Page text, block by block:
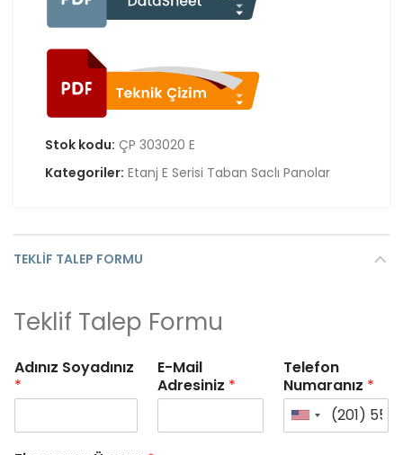
Stok kodu: ÇP 303020 E
Kategoriler: Etanj E Serisi Taban Saclı Panolar
TEKLIF TALEP FORMU
Teklif Talep Formu
Adınız Soyadınız
*
E-Mail
Adresiniz *
Telefon
Numaranız *